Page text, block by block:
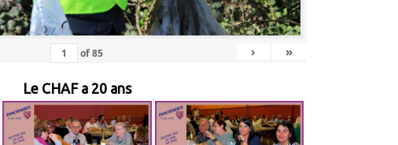
of85 › »
Le CHAF a 20 ans